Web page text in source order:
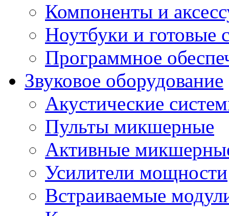
Компоненты и
Ноутбуки и готовые
Программное
Звуковое оборудование
Акустические
Пульты микшерные
Активные
Усилители мощности
Встраиваемые